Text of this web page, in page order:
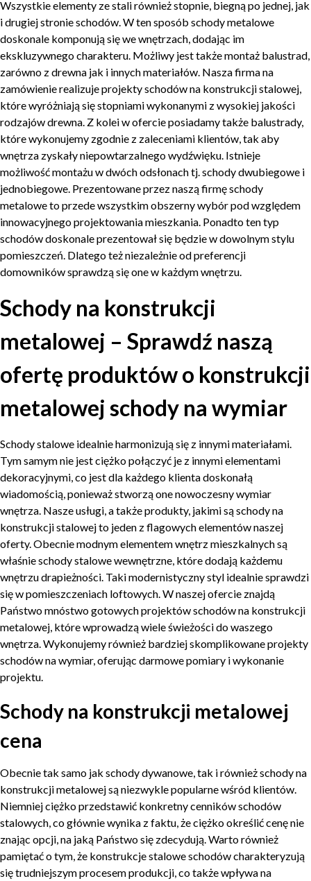
Wszystkie elementy ze stali również stopnie, biegną po jednej, jak
i drugiej stronie schodów. W ten sposób schody metalowe
doskonale komponują się we wnętrzach, dodając im
ekskluzywnego charakteru. Możliwy jest także montaż balustrad,
zarówno z drewna jak i innych materiałów. Nasza firma na
zamówienie realizuje projekty schodów na konstrukcji stalowej,
które wyróżniają się stopniami wykonanymi z wysokiej jakości
rodzajów drewna. Z kolei w ofercie posiadamy także balustrady,
które wykonujemy zgodnie z zaleceniami klientów, tak aby
wnętrza zyskały niepowtarzalnego wydźwięku. Istnieje
możliwość montażu w dwóch odsłonach tj. schody dwubiegowe i
jednobiegowe. Prezentowane przez naszą firmę schody
metalowe to przede wszystkim obszerny wybór pod względem
innowacyjnego projektowania mieszkania. Ponadto ten typ
schodów doskonale prezentował się będzie w dowolnym stylu
pomieszczeń. Dlatego też niezależnie od preferencji
domowników sprawdzą się one w każdym wnętrzu.
Schody na konstrukcji
metalowej – Sprawdź naszą
ofertę produktów o konstrukcji
metalowej schody na wymiar
Schody stalowe idealnie harmonizują się z innymi materiałami.
Tym samym nie jest ciężko połączyć je z innymi elementami
dekoracyjnymi, co jest dla każdego klienta doskonałą
wiadomością, ponieważ stworzą one nowoczesny wymiar
wnętrza. Nasze usługi, a także produkty, jakimi są schody na
konstrukcji stalowej to jeden z flagowych elementów naszej
oferty. Obecnie modnym elementem wnętrz mieszkalnych są
właśnie schody stalowe wewnętrzne, które dodają każdemu
wnętrzu drapieżności. Taki modernistyczny styl idealnie sprawdzi
się w pomieszczeniach loftowych. W naszej ofercie znajdą
Państwo mnóstwo gotowych projektów schodów na konstrukcji
metalowej, które wprowadzą wiele świeżości do waszego
wnętrza. Wykonujemy również bardziej skomplikowane projekty
schodów na wymiar, oferując darmowe pomiary i wykonanie
projektu.
Schody na konstrukcji metalowej
cena
Obecnie tak samo jak schody dywanowe, tak i również schody na
konstrukcji metalowej są niezwykle popularne wśród klientów.
Niemniej ciężko przedstawić konkretny cenników schodów
stalowych, co głównie wynika z faktu, że ciężko określić cenę nie
znając opcji, na jaką Państwo się zdecydują. Warto również
pamiętać o tym, że konstrukcje stalowe schodów charakteryzują
się trudniejszym procesem produkcji, co także wpływa na